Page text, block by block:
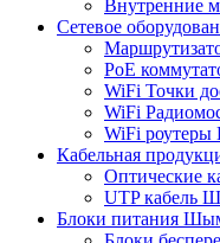
Внутренние
Сетевое
PoE
WiFi Точки
WiFi
WiFi
Кабельная
Оптические
UTP кабель
Блоки питания